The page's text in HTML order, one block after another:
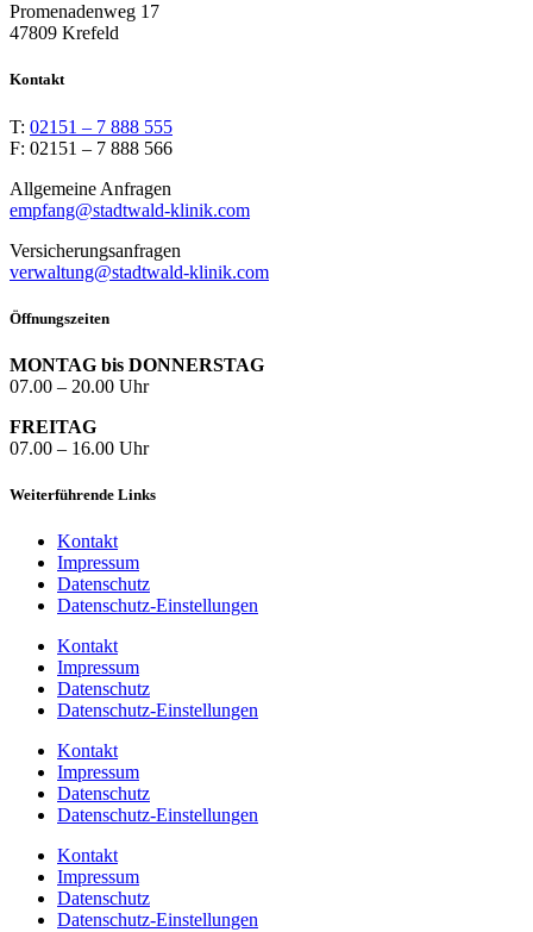
Promenadenweg 17
47809 Krefeld
Kontakt
T: 02151 – 7 888 555
F: 02151 – 7 888 566
Allgemeine Anfragen
empfang@stadtwald-klinik.com
Versicherungsanfragen
verwaltung@stadtwald-klinik.com
Öffnungszeiten
MONTAG bis DONNERSTAG
07.00 – 20.00 Uhr
FREITAG
07.00 – 16.00 Uhr
Weiterführende Links
Kontakt
Impressum
Datenschutz
Datenschutz-Einstellungen
Kontakt
Impressum
Datenschutz
Datenschutz-Einstellungen
Kontakt
Impressum
Datenschutz
Datenschutz-Einstellungen
Kontakt
Impressum
Datenschutz
Datenschutz-Einstellungen